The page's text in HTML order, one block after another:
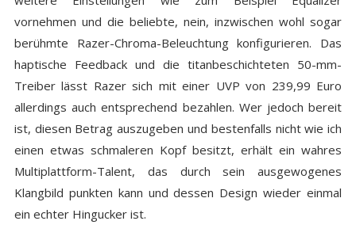
vornehmen und die beliebte, nein, inzwischen wohl sogar
berühmte Razer-Chroma-Beleuchtung konfigurieren. Das
haptische Feedback und die titanbeschichteten 50-mm-
Treiber lässt Razer sich mit einer UVP von 239,99 Euro
allerdings auch entsprechend bezahlen. Wer jedoch bereit
ist, diesen Betrag auszugeben und bestenfalls nicht wie ich
einen etwas schmaleren Kopf besitzt, erhält ein wahres
Multiplattform-Talent, das durch sein ausgewogenes
Klangbild punkten kann und dessen Design wieder einmal
ein echter Hingucker ist.